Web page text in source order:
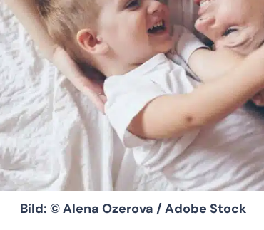
Bild: © Alena Ozerova / Adobe Stock